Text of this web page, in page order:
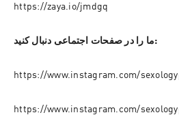
https://zaya.io/jmdgq
ما را در صفحات اجتماعی دنبال کنید:
https://www.instagram.com/
https://www.instagram.com/